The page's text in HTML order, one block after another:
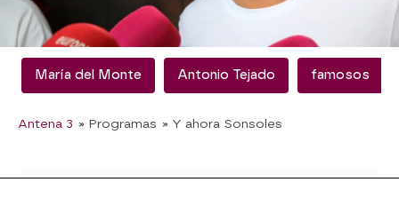
Además, ha dejado claro que nadie podría
imaginarse que
fuese capaz de hacer algo
María del Monte Antonio Tejado famosos
Antena 3 » Programas » Y ahora Sonsoles